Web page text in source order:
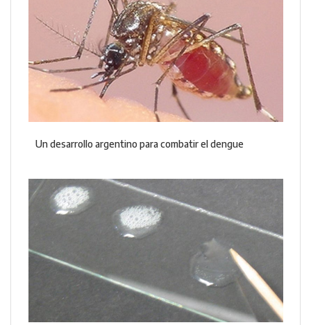
Un desarrollo argentino para combatir el dengue